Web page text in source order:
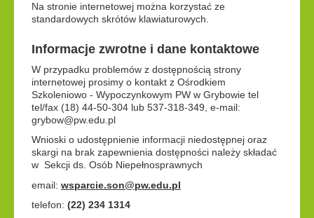
Na stronie internetowej można korzystać ze
standardowych skrótów klawiaturowych.
Informacje zwrotne i dane kontaktowe
W przypadku problemów z dostępnością strony
internetowej prosimy o kontakt z Ośrodkiem
Szkoleniowo - Wypoczynkowym PW w Grybowie tel
tel/fax (18) 44-50-304 lub 537-318-349, e-mail:
grybow@pw.edu.pl
Wnioski o udostępnienie informacji niedostępnej oraz
skargi na brak zapewnienia dostępności należy składać
w Sekcji ds. Osób Niepełnosprawnych
email: wsparcie.son@pw.edu.pl
telefon: (22) 234 1314